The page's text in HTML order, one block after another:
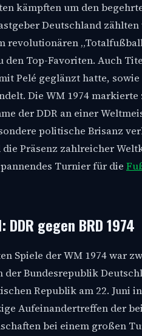
kämpften um den
Deutschland
revolutionären
den Top-Favoriten. Auch
Pelé geglänzt hatte,
Die WM 1974 markierte
der DDR an einer
politische Brisanz
Präsenz zahlreicher
Turnier für die
gegen BRD 1974
Spiele der WM 1974 war
Bundesrepublik
Republik am 22. Juni
Aufeinandertreffen der
bei einem großen